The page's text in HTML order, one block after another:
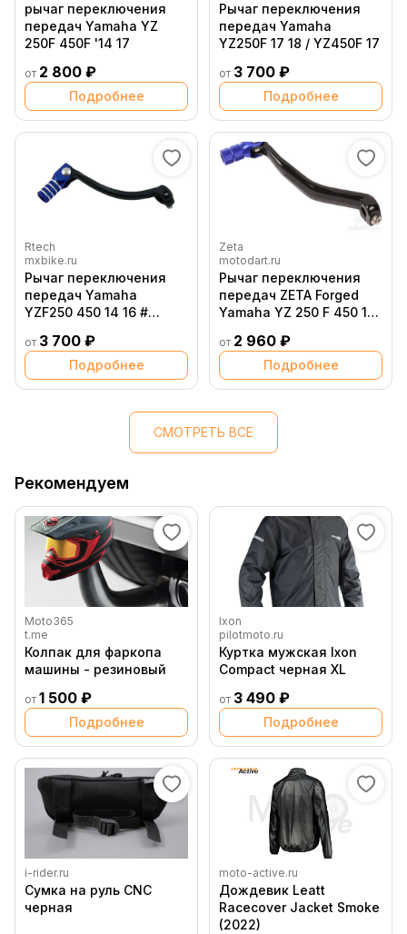
рычаг переключения
передач Yamaha YZ
250F 450F '14 17
от 2 800 ₽
Подробнее
Рычаг переключения
передач Yamaha
YZ250F 17 18 / YZ450F 17
от 3 700 ₽
Подробнее
Rtech
mxbike.ru
Рычаг переключения
передач Yamaha
YZF250 450 14 16 #
от 3 700 ₽
Подробнее
Zeta
motodart.ru
Рычаг переключения
передач ZETA Forged
Yamaha YZ 250 F 450 14-
от 2 960 ₽
Подробнее
СМОТРЕТЬ ВСЕ
Рекомендуем
Moto365
t.me
Колпак для фаркопа
машины - резиновый
от 1 500 ₽
Подробнее
Ixon
pilotmoto.ru
Куртка мужская Ixon
Compact черная XL
от 3 490 ₽
Подробнее
i-rider.ru
Сумка на руль CNC
черная
moto-active.ru
Дождевик Leatt
Racecover Jacket Smoke
(2022)